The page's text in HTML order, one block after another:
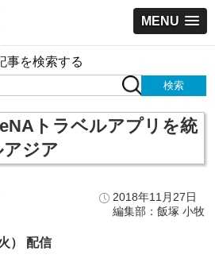
MENU
事を検索する
トラベルアプリを統
ジア
2018年11月27日
編集部：飯塚 小牧
） 配信